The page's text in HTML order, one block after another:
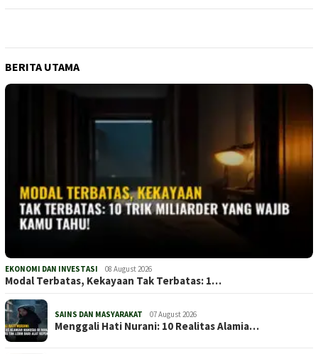
BERITA UTAMA
EKONOMI DAN INVESTASI 08 August 2026
Modal Terbatas, Kekayaan Tak Terbatas: 1…
SAINS DAN MASYARAKAT 07 August 2026
Menggali Hati Nurani: 10 Realitas Alamia…